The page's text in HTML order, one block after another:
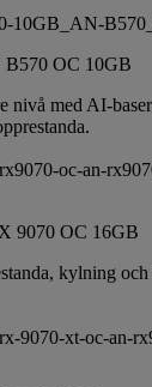
OC 10GB
nivå med AI-
9070 OC 16GB
kylning